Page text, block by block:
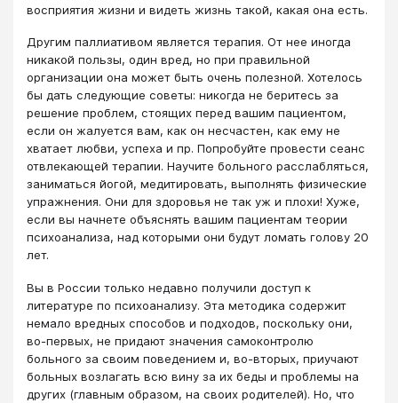
восприятия жизни и видеть жизнь такой, какая она есть.
Другим паллиативом является терапия. От нее иногда
никакой пользы, один вред, но при правильной
организации она может быть очень полезной. Хотелось
бы дать следующие советы: никогда не беритесь за
решение проблем, стоящих перед вашим пациентом,
если он жалуется вам, как он несчастен, как ему не
хватает любви, успеха и пр. Попробуйте провести сеанс
отвлекающей терапии. Научите больного расслабляться,
заниматься йогой, медитировать, выполнять физические
упражнения. Они для здоровья не так уж и плохи! Хуже,
если вы начнете объяснять вашим пациентам теории
психоанализа, над которыми они будут ломать голову 20
лет.
Вы в России только недавно получили доступ к
литературе по психоанализу. Эта методика содержит
немало вредных способов и подходов, поскольку они,
во-первых, не придают значения самоконтролю
больного за своим поведением и, во-вторых, приучают
больных возлагать всю вину за их беды и проблемы на
других (главным образом, на своих родителей). Но, что